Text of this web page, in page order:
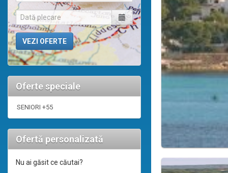
Oferte speciale
SENIORI +55
Ofertă personalizată
Nu ai găsit ce căutai?